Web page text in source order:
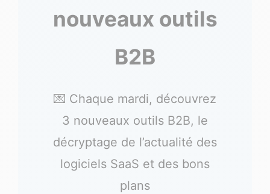
nouveaux outils
B2B
💌 Chaque mardi, découvrez
3 nouveaux outils B2B, le
décryptage de l’actualité des
logiciels SaaS et des bons
plans